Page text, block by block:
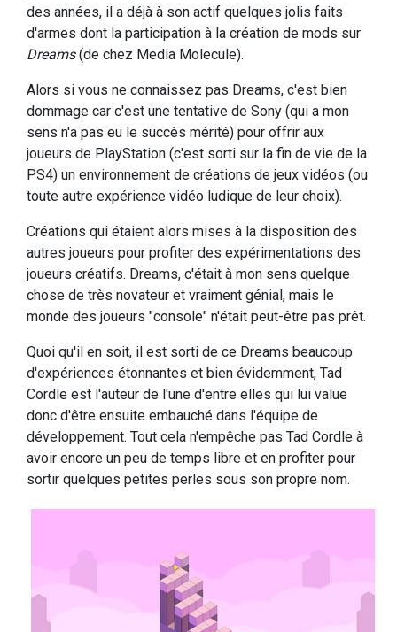
des années, il a déjà à son actif quelques jolis faits
d'armes dont la participation à la création de mods sur
Dreams(de chez Media Molecule).
Alors si vous ne connaissez pas Dreams, c'est bien
dommage car c'est une tentative de Sony (qui a mon
sens n'a pas eu le succès mérité) pour offrir aux
joueurs de PlayStation (c'est sorti sur la fin de vie de la
PS4) un environnement de créations de jeux vidéos (ou
toute autre expérience vidéo ludique de leur choix).
Créations qui étaient alors mises à la disposition des
autres joueurs pour profiter des expérimentations des
joueurs créatifs. Dreams, c'était à mon sens quelque
chose de très novateur et vraiment génial, mais le
monde des joueurs "console" n'était peut-être pas prêt.
Quoi qu'il en soit, il est sorti de ce Dreams beaucoup
d'expériences étonnantes et bien évidemment, Tad
Cordle est l'auteur de l'une d'entre elles qui lui value
donc d'être ensuite embauché dans l'équipe de
développement. Tout cela n'empêche pas Tad Cordle à
avoir encore un peu de temps libre et en profiter pour
sortir quelques petites perles sous son propre nom.